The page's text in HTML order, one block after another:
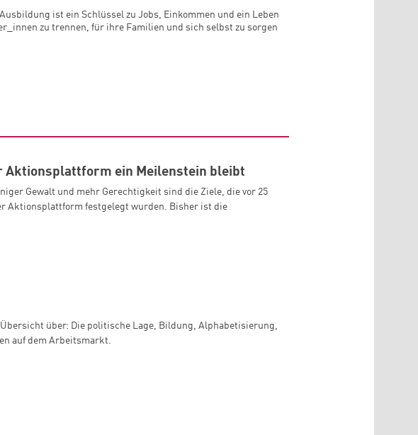
ist ein Schlüssel zu Jobs, Einkommen und ein Leben
zu trennen, für ihre Familien und sich selbst zu sorgen
Aktionsplattform ein Meilenstein bleibt
Gewalt und mehr Gerechtigkeit sind die Ziele, die vor 25
Aktionsplattform festgelegt wurden. Bisher ist die
über: Die politische Lage, Bildung, Alphabetisierung,
auf dem Arbeitsmarkt.